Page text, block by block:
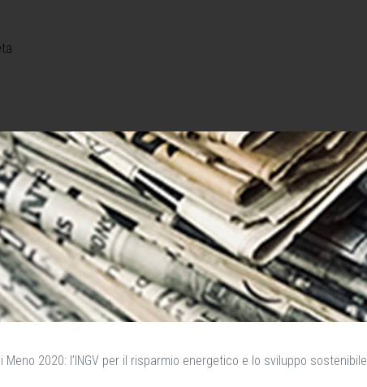
Meno 2020: l’INGV per il risparmio energetico e lo sviluppo sostenibile